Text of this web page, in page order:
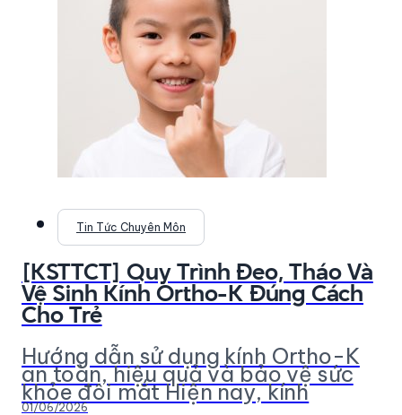
Tin Tức Chuyên Môn
[KSTTCT] Quy Trình Đeo, Tháo Và
Vệ Sinh Kính Ortho-K Đúng Cách
Cho Trẻ
Hướng dẫn sử dụng kính Ortho-K
an toàn, hiệu quả và bảo vệ sức
khỏe đôi mắt Hiện nay, kính
01/06/2026